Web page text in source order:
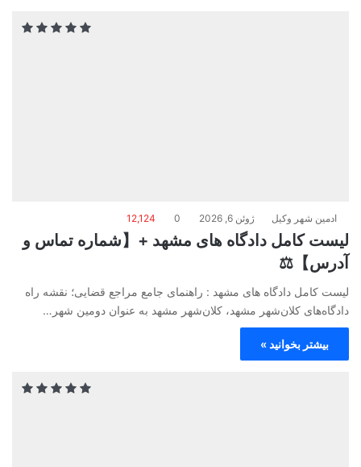
ادمین شهر وکیل ژوئن 6, 2026 0
12,124
لیست کامل دادگاه های مشهد +【شماره تماس و
آدرس】⚖️
لیست کامل دادگاه های مشهد : راهنمای جامع مراجع قضایی؛ نقشه راه
دادگاه‌های کلان‌شهر مشهد، کلان‌شهر مشهد به عنوان دومین شهر…
بیشتر بخوانید »